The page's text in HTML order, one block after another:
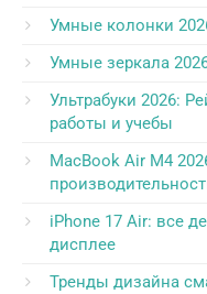
Умные колонки
Умные зеркала
Ультрабуки 2026:
работы и учебы
MacBook Air M4
iPhone 17 Air: все
дисплее
Тренды дизайна